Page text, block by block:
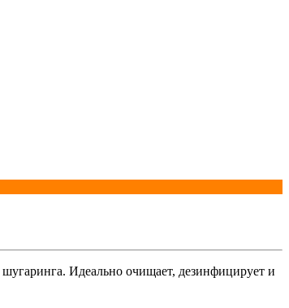
Идеально очищает, дезинфицирует и